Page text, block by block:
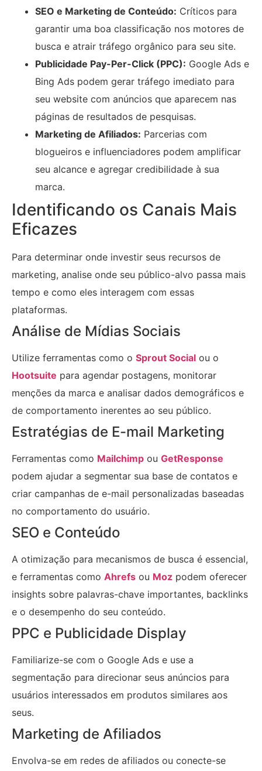
SEO e Marketing de Conteúdo: Críticos para
garantir uma boa classificação nos motores de
busca e atrair tráfego orgânico para seu site.
Publicidade Pay-Per-Click (PPC): Google Ads e
Bing Ads podem gerar tráfego imediato para
seu website com anúncios que aparecem nas
páginas de resultados de pesquisas.
Marketing de Afiliados: Parcerias com
blogueiros e influenciadores podem amplificar
seu alcance e agregar credibilidade à sua
marca.
Identificando os Canais Mais
Eficazes
Para determinar onde investir seus recursos de
marketing, analise onde seu público-alvo passa mais
tempo e como eles interagem com essas
plataformas.
Análise de Mídias Sociais
Utilize ferramentas como o Sprout Social ou o
Hootsuite para agendar postagens, monitorar
menções da marca e analisar dados demográficos e
de comportamento inerentes ao seu público.
Estratégias de E-mail Marketing
Ferramentas como Mailchimp ou GetResponse
podem ajudar a segmentar sua base de contatos e
criar campanhas de e-mail personalizadas baseadas
no comportamento do usuário.
SEO e Conteúdo
A otimização para mecanismos de busca é essencial,
e ferramentas como Ahrefs ou Moz podem oferecer
insights sobre palavras-chave importantes, backlinks
e o desempenho do seu conteúdo.
PPC e Publicidade Display
Familiarize-se com o Google Ads e use a
segmentação para direcionar seus anúncios para
usuários interessados em produtos similares aos
seus.
Marketing de Afiliados
Envolva-se em redes de afiliados ou conecte-se